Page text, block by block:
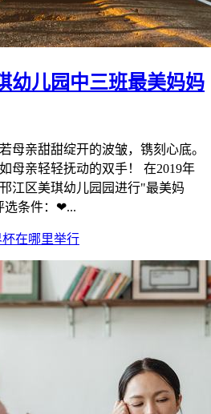
幼儿园中三班最美妈妈
母亲甜甜绽开的波皱，镌刻心底。
母亲轻轻抚动的双手！ 在2019年
江区美琪幼儿园园进行"最美妈
选条件：❤...
在哪里举行